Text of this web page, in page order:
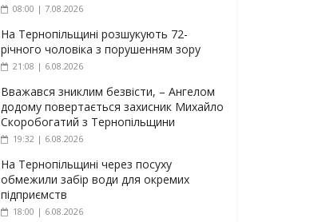
08:00 | 7.08.2026
На Тернопільщині розшукують 72-
річного чоловіка з порушенням зору
21:08 | 6.08.2026
Вважався зниклим безвісти, – Ангелом
додому повертається захисник Михайло
Скоробогатий з Тернопільщини
19:32 | 6.08.2026
На Тернопільщині через посуху
обмежили забір води для окремих
підприємств
18:00 | 6.08.2026